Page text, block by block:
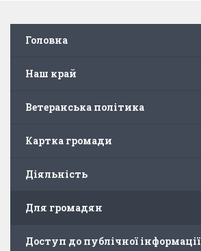
Головна
Наш край
Ветеранська політика
Картка громади
Діяльність
Для громадян
Доступ до публічної інформації